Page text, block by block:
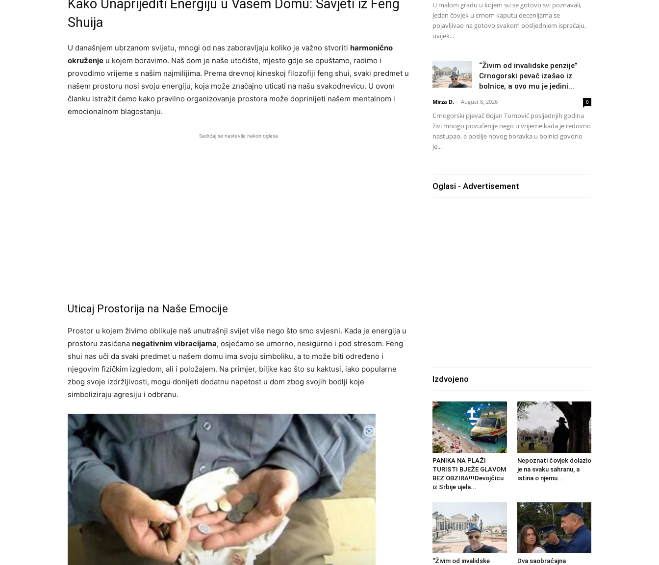
Kako Unaprijediti Energiju u Vašem Domu: Savjeti iz Feng
Shuija
U današnjem ubrzanom svijetu, mnogi od nas zaboravljaju koliko je važno stvoriti harmonično
okruženje u kojem boravimo. Naš dom je naše utočište, mjesto gdje se opuštamo, radimo i
provodimo vrijeme s našim najmilijima. Prema drevnoj kineskoj filozofiji feng shui, svaki predmet u
našem prostoru nosi svoju energiju, koja može značajno uticati na našu svakodnevicu. U ovom
članku istražit ćemo kako pravilno organizovanje prostora može doprinijeti našem mentalnom i
emocionalnom blagostanju.
Sadržaj se nastavlja nakon oglasa
Uticaj Prostorija na Naše Emocije
Prostor u kojem živimo oblikuje naš unutrašnji svijet više nego što smo svjesni. Kada je energija u
prostoru zasićena negativnim vibracijama, osjećamo se umorno, nesigurno i pod stresom. Feng
shui nas uči da svaki predmet u našem domu ima svoju simboliku, a to može biti određeno i
njegovim fizičkim izgledom, ali i položajem. Na primjer, biljke kao što su kaktusi, iako popularne
zbog svoje izdržljivosti, mogu donijeti dodatnu napetost u dom zbog svojih bodlji koje
simboliziraju agresiju i odbranu.
U malom gradu u kojem su se gotovo svi poznavali,
jedan čovjek u crnom kaputu decenijama se
pojavljivao na gotovo svakom posljednjem ispraćaju,
uvijek...
“Živim od invalidske penzije”
Crnogorski pevač izašao iz
bolnice, a ovo mu je jedini...
Mirza D. - August 8, 2026 0
Crnogorski pjevač Bojan Tomović posljednjih godina
živi mnogo povučenije nego u vrijeme kada je redovno
nastupao, a poslije novog boravka u bolnici govorio
je...
Oglasi - Advertisement
Izdvojeno
PANIKA NA PLAŽI
TURISTI BJEŽE GLAVOM
BEZ OBZIRA!!!Devojčicu
iz Srbije ujela...
Nepoznati čovjek dolazio
je na svaku sahranu, a
istina o njemu...
“Živim od invalidske
Dva saobraćajna